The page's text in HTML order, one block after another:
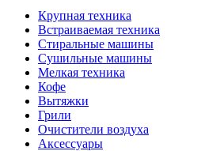
Крупная техника
Встраиваемая техника
Стиральные машины
Сушильные машины
Мелкая техника
Кофе
Вытяжки
Грили
Очистители воздуха
Аксессуары